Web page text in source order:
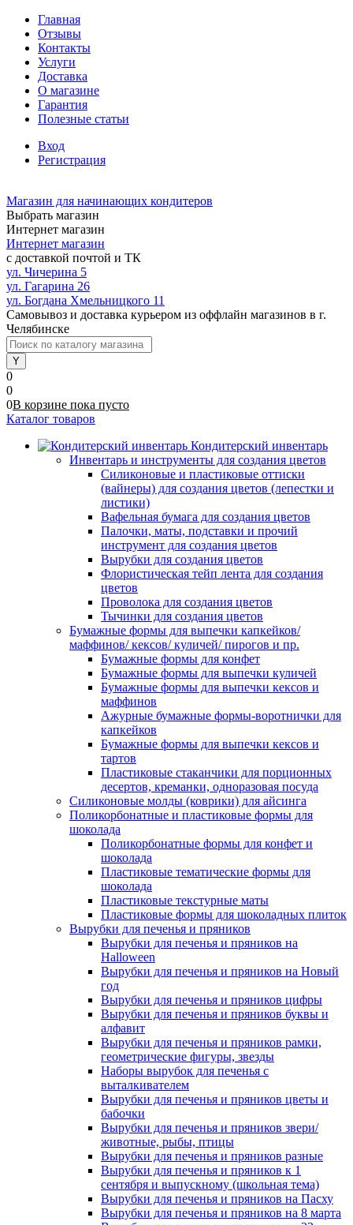
Главная
Отзывы
Контакты
Услуги
Доставка
О магазине
Гарантия
Полезные статьи
Вход
Регистрация
Магазин для начинающих кондитеров
Выбрать магазин
Интернет магазин
Интернет магазин
с доставкой почтой и ТК
ул. Чичерина 5
ул. Гагарина 26
ул. Богдана Хмельницкого 11
Самовывоз и доставка курьером из оффлайн магазинов в г.
Челябинске
0
0
0В корзине пока пусто
Каталог товаров
Кондитерский инвентарь
Инвентарь и инструменты для создания цветов
Силиконовые и пластиковые оттиски
(вайнеры) для создания цветов (лепестки и
листики)
Вафельная бумага для создания цветов
Палочки, маты, подставки и прочий
инструмент для создания цветов
Вырубки для создания цветов
Флористическая тейп лента для создания
цветов
Проволока для создания цветов
Тычинки для создания цветов
Бумажные формы для выпечки капкейков/
маффинов/ кексов/ куличей/ пирогов и пр.
Бумажные формы для конфет
Бумажные формы для выпечки куличей
Бумажные формы для выпечки кексов и
маффинов
Ажурные бумажные формы-воротнички для
капкейков
Бумажные формы для выпечки кексов и
тартов
Пластиковые стаканчики для порционных
десертов, креманки, одноразовая посуда
Силиконовые молды (коврики) для айсинга
Поликорбонатные и пластиковые формы для
шоколада
Поликорбонатные формы для конфет и
шоколада
Пластиковые тематические формы для
шоколада
Пластиковые текстурные маты
Пластиковые формы для шоколадных плиток
Вырубки для печенья и пряников
Вырубки для печенья и пряников на
Halloween
Вырубки для печенья и пряников на Новый
год
Вырубки для печенья и пряников цифры
Вырубки для печенья и пряников буквы и
алфавит
Вырубки для печенья и пряников рамки,
геометрические фигуры, звезды
Наборы вырубок для печенья с
выталкивателем
Вырубки для печенья и пряников цветы и
бабочки
Вырубки для печенья и пряников звери/
животные, рыбы, птицы
Вырубки для печенья и пряников разные
Вырубки для печенья и пряников к 1
сентября и выпускному (школьная тема)
Вырубки для печенья и пряников на Пасху
Вырубки для печенья и пряников на 8 марта